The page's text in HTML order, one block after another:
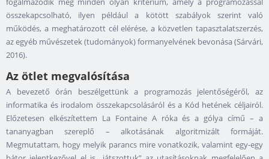
összekapcsolható, ilyen például a kötött szabályok szerint való
működés, a meghatározott cél elérése, a közvetlen tapasztalatszerzés,
az egyéb művészetek (tudományok) formanyelvének bevonása (Sárvári,
2016).
Az ötlet megvalósítása
A bevezető órán beszélgettünk a programozás jelentőségéről, az
informatika és irodalom összekapcsolásáról és a Kód hetének céljairól.
Előzetesen elkészítettem La Fontaine A róka és a gólya című – a
tananyagban szereplő – alkotásának algoritmizált formáját.
Megmutattam, hogy melyik parancs mire vonatkozik, valamint egy-egy